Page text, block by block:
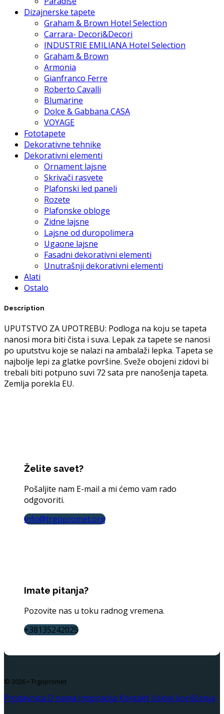
Dizajnerske tapete
Graham & Brown Hotel Selection
Carrara- Decori&Decori
INDUSTRIE EMILIANA Hotel Selection
Graham & Brown
Armonia
Gianfranco Ferre
Roberto Cavalli
Blumarine
Dolce & Gabbana CASA
VOYAGE
Fototapete
Dekorativne tehnike
Dekorativni elementi
Ornament lajsne
Skrivači rasvete
Plafonski led paneli
Rozete
Plafonske obloge
Zidne lajsne
Lajsne od duropolimera
Ugaone lajsne
Fasadni dekorativni elementi
Unutrašnji dekorativni elementi
Alati
Ostalo
Description
UPUTSTVO ZA UPOTREBU: Podloga na koju se tapeta
nanosi mora biti čista i suva. Lepak za tapete se nanosi
po uputstvu koje se nalazi na ambalaži lepka. Tapeta se
najbolje lepi za glatke površine. Sveže obojeni zidovi bi
trebali biti potpuno suvi 72 sata pre nanošenja tapeta.
Zemlja porekla EU.
Želite savet?
Pošaljite nam E-mail a mi ćemo vam rado
odgovoriti.
info@trgopromet.org
Imate pitanja?
Pozovite nas u toku radnog vremena.
+38135242025
© 2026 • Trgopromet
Prodavnica O nama Inspiracija Kontakt Uslovi korišćenja